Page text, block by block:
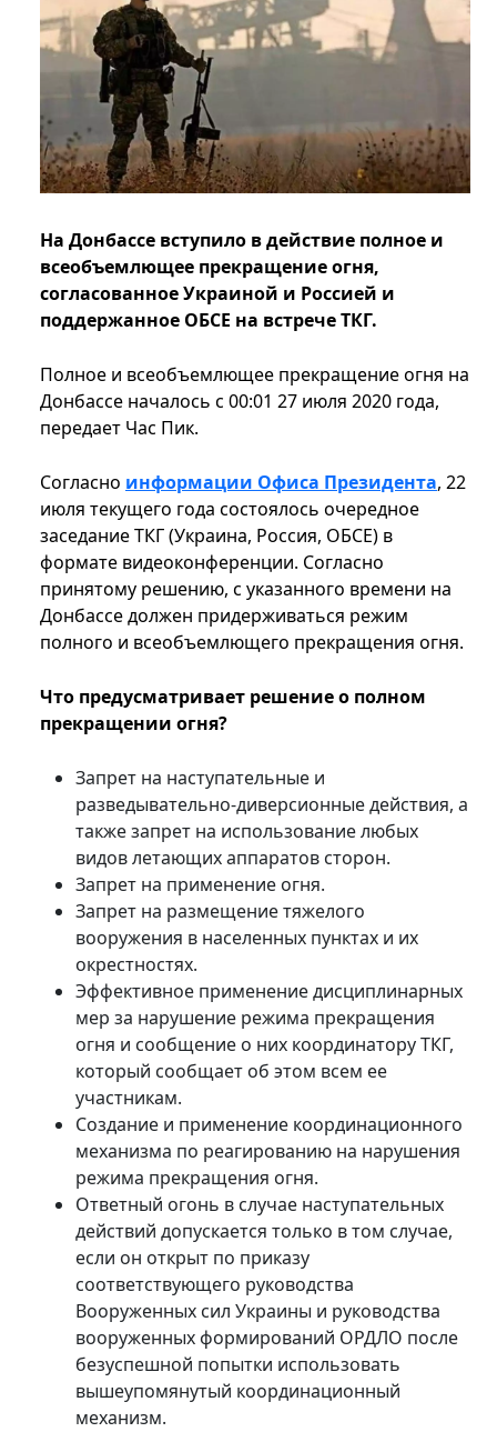
На Донбассе вступило в действие полное и
всеобъемлющее прекращение огня,
согласованное Украиной и Россией и
поддержанное ОБСЕ на встрече ТКГ.
Полное и всеобъемлющее прекращение огня на
Донбассе началось с 00:01 27 июля 2020 года,
передает Час Пик.
Согласно информации Офиса Президента, 22
июля текущего года состоялось очередное
заседание ТКГ (Украина, Россия, ОБСЕ) в
формате видеоконференции. Согласно
принятому решению, с указанного времени на
Донбассе должен придерживаться режим
полного и всеобъемлющего прекращения огня.
Что предусматривает решение о полном
прекращении огня?
Запрет на наступательные и
разведывательно-диверсионные действия, а
также запрет на использование любых
видов летающих аппаратов сторон.
Запрет на применение огня.
Запрет на размещение тяжелого
вооружения в населенных пунктах и их
окрестностях.
Эффективное применение дисциплинарных
мер за нарушение режима прекращения
огня и сообщение о них координатору ТКГ,
который сообщает об этом всем ее
участникам.
Создание и применение координационного
механизма по реагированию на нарушения
режима прекращения огня.
Ответный огонь в случае наступательных
действий допускается только в том случае,
если он открыт по приказу
соответствующего руководства
Вооруженных сил Украины и руководства
вооруженных формирований ОРДЛО после
безуспешной попытки использовать
вышеупомянутый координационный
механизм.